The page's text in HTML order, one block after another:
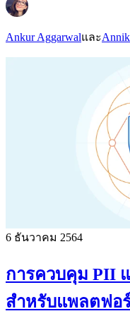
Ankur Aggarwalและ
6 ธันวาคม 2564
การควบคุม PII แ
สำหรับแพลตฟอ